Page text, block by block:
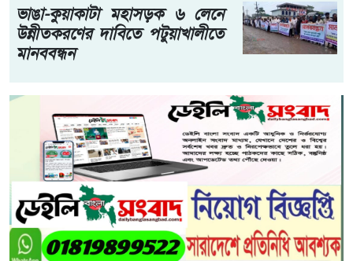
ভাঙা-কুয়াকাটা মহাসড়ক ৬ লেনে
উন্নীতকরণের দাবিতে পটুয়াখালীতে
মানববন্ধন